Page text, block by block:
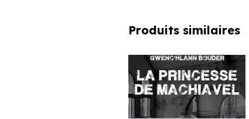
Produits similaires